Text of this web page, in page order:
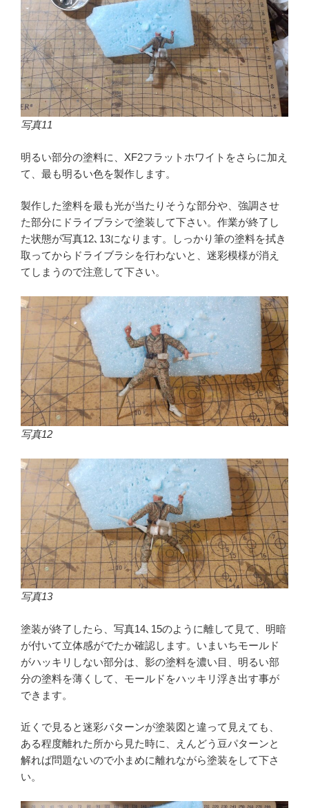
写真11
明るい部分の塗料に、XF2フラットホワイトをさらに加え
て、最も明るい色を製作します。
製作した塗料を最も光が当たりそうな部分や、強調させ
た部分にドライブラシで塗装して下さい。作業が終了し
た状態が写真12､13になります。しっかり筆の塗料を拭き
取ってからドライブラシを行わないと、迷彩模様が消え
てしまうので注意して下さい。
写真12
写真13
塗装が終了したら、写真14､15のように離して見て、明暗
が付いて立体感がでたか確認します。いまいちモールド
がハッキリしない部分は、影の塗料を濃い目、明るい部
分の塗料を薄くして、モールドをハッキリ浮き出す事が
できます。
近くで見ると迷彩パターンが塗装図と違って見えても、
ある程度離れた所から見た時に、えんどう豆パターンと
解れば問題ないので小まめに離れながら塗装をして下さ
い。